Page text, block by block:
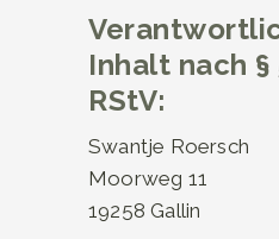
Inhalt nach §
RStV:
Swantje Roersch
Moorweg 11
19258 Gallin